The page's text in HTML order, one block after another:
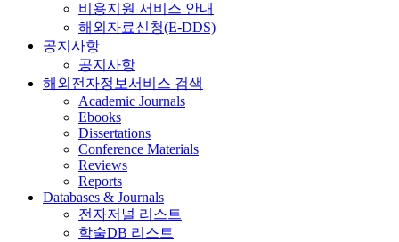
비용지원 서비스 안내
해외자료신청(E-DDS)
공지사항
공지사항
해외전자정보서비스 검색
Academic Journals
Ebooks
Dissertations
Conference Materials
Reviews
Reports
Databases & Journals
전자저널 리스트
학술DB 리스트